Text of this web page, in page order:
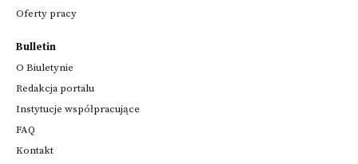
Oferty pracy
Bulletin
O Biuletynie
Redakcja portalu
Instytucje współpracujące
FAQ
Kontakt